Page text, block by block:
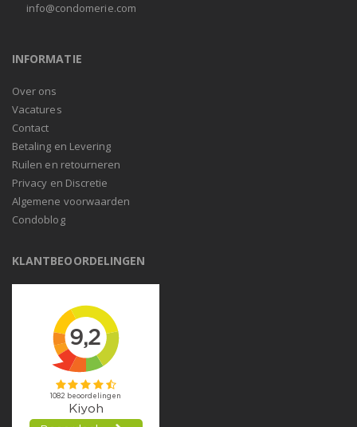
info@condomerie.com
INFORMATIE
Over ons
Vacatures
Contact
Betaling en Levering
Ruilen en retourneren
Privacy en Discretie
Algemene voorwaarden
Condoblog
KLANTBEOORDELINGEN